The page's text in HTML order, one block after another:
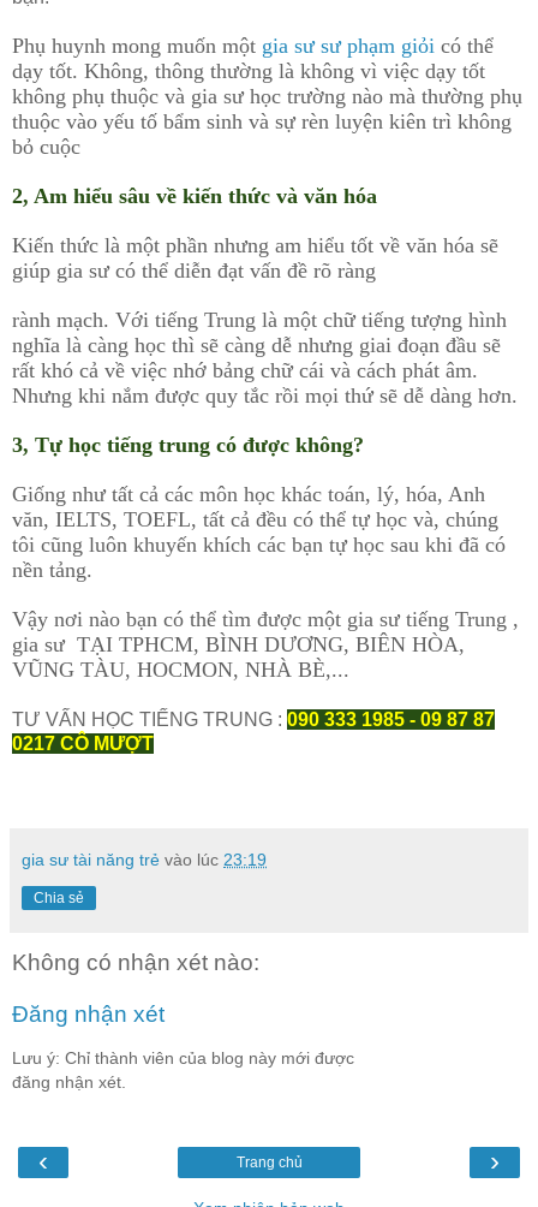
Phụ huynh mong muốn một gia sư sư phạm giỏi có thể
dạy tốt. Không, thông thường là không vì việc dạy tốt
không phụ thuộc và gia sư học trường nào mà thường phụ
thuộc vào yếu tố bẩm sinh và sự rèn luyện kiên trì không
bỏ cuộc
2, Am hiểu sâu về kiến thức và văn hóa
Kiến thức là một phần nhưng am hiểu tốt về văn hóa sẽ
giúp gia sư có thể diễn đạt vấn đề rõ ràng
rành mạch. Với tiếng Trung là một chữ tiếng tượng hình
nghĩa là càng học thì sẽ càng dễ nhưng giai đoạn đầu sẽ
rất khó cả về việc nhớ bảng chữ cái và cách phát âm.
Nhưng khi nắm được quy tắc rồi mọi thứ sẽ dễ dàng hơn.
3, Tự học tiếng trung có được không?
Giống như tất cả các môn học khác toán, lý, hóa, Anh
văn, IELTS, TOEFL, tất cả đều có thể tự học và, chúng
tôi cũng luôn khuyến khích các bạn tự học sau khi đã có
nền tảng.
Vậy nơi nào bạn có thể tìm được một gia sư tiếng Trung ,
gia sư TẠI TPHCM, BÌNH DƯƠNG, BIÊN HÒA,
VŨNG TÀU, HOCMON, NHÀ BÈ,...
TƯ VẤN HỌC TIẾNG TRUNG : 090 333 1985 - 09 87 87
0217 CÔ MƯỢT
gia sư tài năng trẻ vào lúc 23:19
Chia sẻ
Không có nhận xét nào:
Đăng nhận xét
Lưu ý: Chỉ thành viên của blog này mới được
đăng nhận xét.
‹ ›
Trang chủ